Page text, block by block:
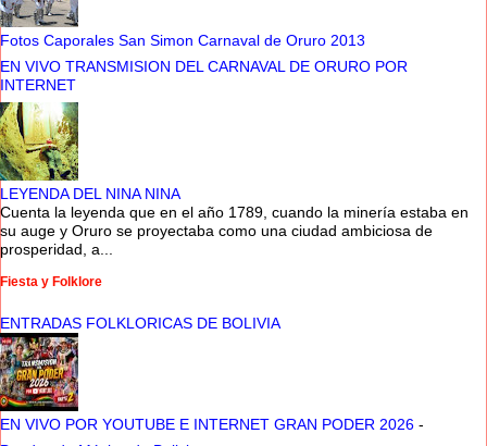
Fotos Caporales San Simon Carnaval de Oruro 2013
EN VIVO TRANSMISION DEL CARNAVAL DE ORURO POR
INTERNET
LEYENDA DEL NINA NINA
Cuenta la leyenda que en el año 1789, cuando la minería estaba en
su auge y Oruro se proyectaba como una ciudad ambiciosa de
prosperidad, a...
Fiesta y Folklore
ENTRADAS FOLKLORICAS DE BOLIVIA
EN VIVO POR YOUTUBE E INTERNET GRAN PODER 2026 -